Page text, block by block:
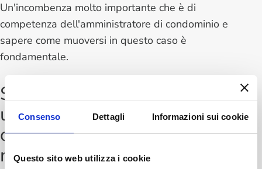
Consenso Dettagli Informazioni sui cookie
Questo sito web utilizza i cookie
Un'incombenza molto importante che è di
competenza dell'amministratore di condominio e
sapere come muoversi in questo caso è
fondamentale.
Si può registrare
un’assemblea
condominiale? Cosa dice la
normativa